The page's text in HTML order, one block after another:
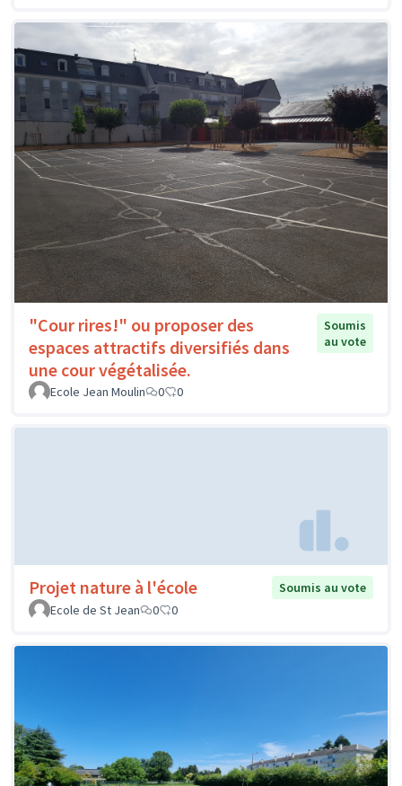
"Cour rires!" ou proposer des
espaces attractifs diversifiés dans
une cour végétalisée.
Soumis
au vote
Ecole Jean Moulin 0 0
Projet nature à l'école
Soumis au vote
Ecole de St Jean
0 0